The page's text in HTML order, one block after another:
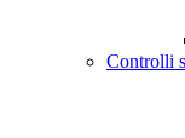
Controlli